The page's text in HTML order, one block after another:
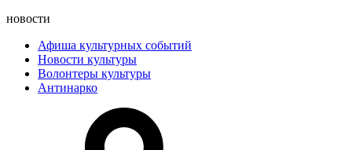
новости
Афиша культурных событий
Новости культуры
Волонтеры культуры
Антинарко